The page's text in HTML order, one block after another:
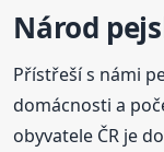
Národ
Přístřeší s námi
domácnosti a
obyvatele ČR je